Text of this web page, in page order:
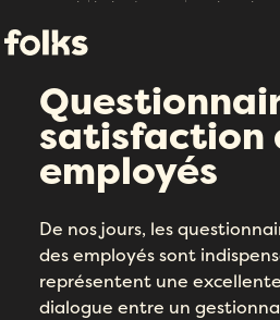
Accueil Bibliothèque RH Questionnaire
satisfaction
employés
De nos jours, les
des employés sont
représentent une
dialogue entre un